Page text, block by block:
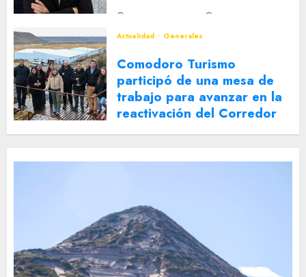
2 DE AGOSTO DE 2026
Actualidad
Generales
Comodoro Turismo
participó de una mesa de
trabajo para avanzar en la
reactivación del Corredor
Turístico Integrado